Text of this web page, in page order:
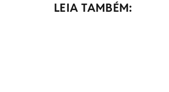
LEIA TAMBÉM: